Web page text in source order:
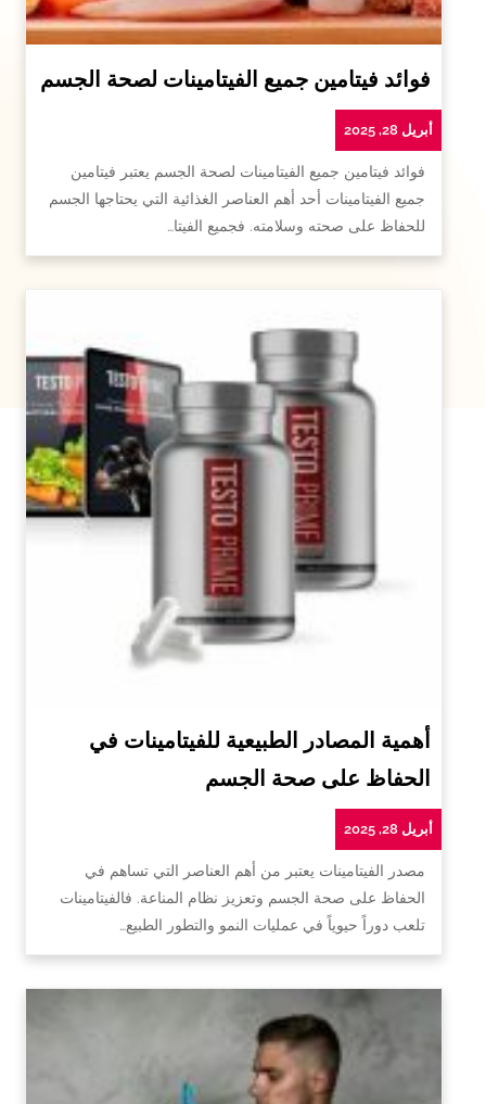
فوائد فيتامين جميع الفيتامينات لصحة الجسم
أبريل 28, 2025
فوائد فيتامين جميع الفيتامينات لصحة الجسم يعتبر فيتامين
جميع الفيتامينات أحد أهم العناصر الغذائية التي يحتاجها الجسم
للحفاظ على صحته وسلامته. فجميع الفيتا…
أهمية المصادر الطبيعية للفيتامينات في
الحفاظ على صحة الجسم
أبريل 28, 2025
مصدر الفيتامينات يعتبر من أهم العناصر التي تساهم في
الحفاظ على صحة الجسم وتعزيز نظام المناعة. فالفيتامينات
تلعب دوراً حيوياً في عمليات النمو والتطور الطبيع…